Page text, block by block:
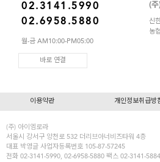
02.3141.5990
02.6958.5880
월-금 AM10:00-PM05:00
바로 연결
(
신
농
이용약관 개인정보취급방
(주) 아이엠로라
서울시 강서구 양천로 532 더리브아너비즈타워 4층
대표 박영글 사업자등록번호 105-87-57245
전화 02-3141-5990, 02-6958-5880 팩스 02-3141-5884